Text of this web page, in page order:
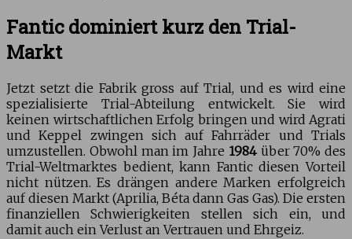
Fantic dominiert kurz den Trial-
Markt
Jetzt setzt die Fabrik gross auf Trial, und es wird eine
spezialisierte Trial-Abteilung entwickelt. Sie wird
keinen wirtschaftlichen Erfolg bringen und wird Agrati
und Keppel zwingen sich auf Fahrräder und Trials
umzustellen. Obwohl man im Jahre 1984über 70% des
Trial-Weltmarktes bedient, kann Fantic diesen Vorteil
nicht nützen. Es drängen andere Marken erfolgreich
auf diesen Markt (Aprilia, Béta dann Gas Gas). Die ersten
finanziellen Schwierigkeiten stellen sich ein, und
damit auch ein Verlust an Vertrauen und Ehrgeiz.